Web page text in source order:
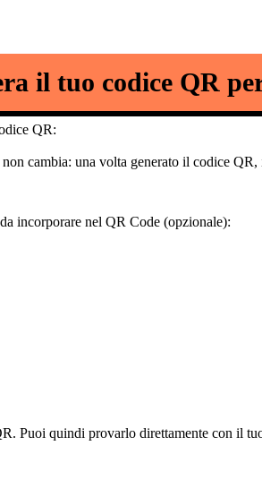
il tuo codice QR
QR:
cambia: una volta generato il codice
da incorporare nel QR Code (opzionale):
Puoi quindi provarlo direttamente con il